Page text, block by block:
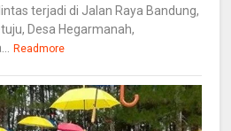
terjadi di Jalan Raya Bandung,
Desa Hegarmanah,
Readmore